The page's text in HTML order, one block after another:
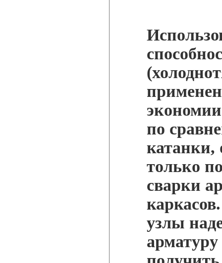
по
катанки,
только
сварки
узлы
арматуру